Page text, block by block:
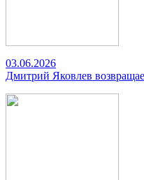
03.06.2026
Дмитрий Яковлев